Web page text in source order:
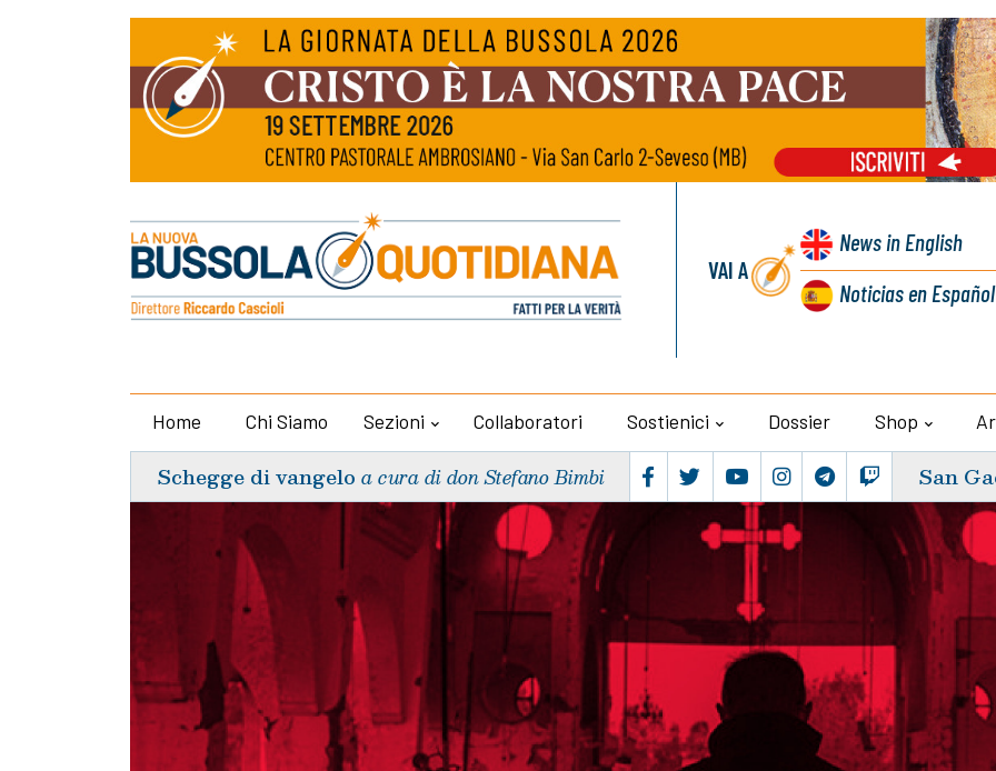
VAI A
Newsin English
Noticiasen Español
Home Chi Siamo Sezioni Collaboratori Sostienici Dossier Shop
Schegge di vangelo a cura di don Stefano Bimbi San